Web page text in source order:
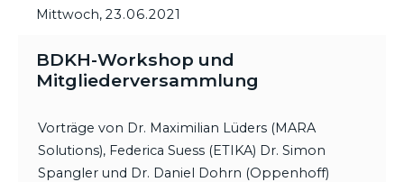
Mittwoch, 23.06.2021
BDKH-Workshop und
Mitgliederversammlung
Vorträge von Dr. Maximilian Lüders (MARA
Solutions), Federica Suess (ETIKA) Dr. Simon
Spangler und Dr. Daniel Dohrn (Oppenhoff)